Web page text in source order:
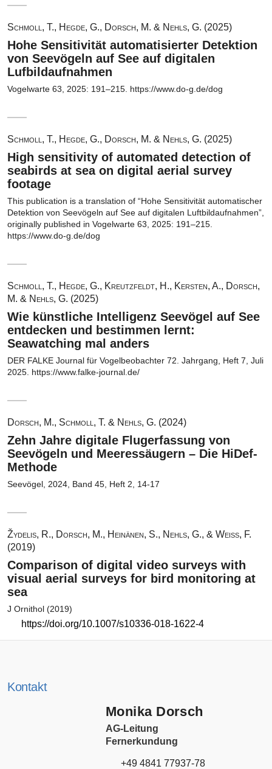
Schmoll, T., Hegde, G., Dorsch, M. & Nehls, G. (2025)
Hohe Sensitivität automatisierter Detektion
von Seevögeln auf See auf digitalen
Lufbildaufnahmen
Vogelwarte 63, 2025: 191–215. https://www.do-g.de/dog
Schmoll, T., Hegde, G., Dorsch, M. & Nehls, G. (2025)
High sensitivity of automated detection of
seabirds at sea on digital aerial survey
footage
This publication is a translation of “Hohe Sensitivität automatischer
Detektion von Seevögeln auf See auf digitalen Luftbildaufnahmen”,
originally published in Vogelwarte 63, 2025: 191–215.
https://www.do-g.de/dog
Schmoll, T., Hegde, G., Kreutzfeldt, H., Kersten, A., Dorsch,
M. & Nehls, G. (2025)
Wie künstliche Intelligenz Seevögel auf See
entdecken und bestimmen lernt:
Seawatching mal anders
DER FALKE Journal für Vogelbeobachter 72. Jahrgang, Heft 7, Juli
2025. https://www.falke-journal.de/
Dorsch, M., Schmoll, T. & Nehls, G. (2024)
Zehn Jahre digitale Flugerfassung von
Seevögeln und Meeressäugern – Die HiDef-
Methode
Seevögel, 2024, Band 45, Heft 2, 14-17
Žydelis, R., Dorsch, M., Heinänen, S., Nehls, G., & Weiss, F.
(2019)
Comparison of digital video surveys with
visual aerial surveys for bird monitoring at
sea
J Ornithol (2019)
https://doi.org/10.1007/s10336-018-1622-4
Kontakt
Monika Dorsch
AG-Leitung
Fernerkundung
+49 4841 77937-78